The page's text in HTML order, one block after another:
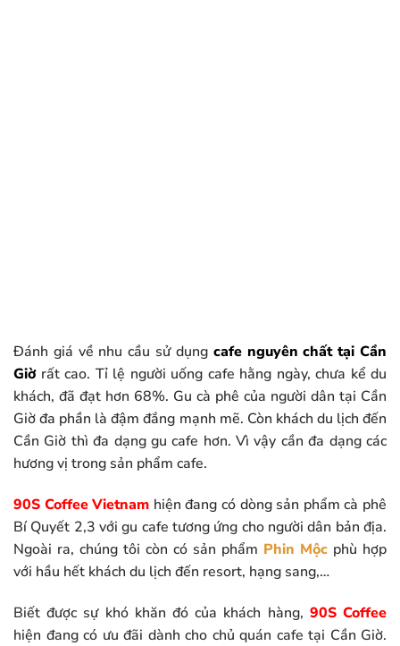
Đánh giá về nhu cầu sử dụng cafe nguyên chất tại Cần
Giờrất cao. Tỉ lệ người uống cafe hằng ngày, chưa kể du
khách, đã đạt hơn 68%. Gu cà phê của người dân tại Cần
Giờ đa phần là đậm đắng mạnh mẽ. Còn khách du lịch đến
Cần Giờ thì đa dạng gu cafe hơn. Vì vậy cần đa dạng các
hương vị trong sản phẩm cafe.
90S Coffee Vietnam hiện đang có dòng sản phẩm cà phê
Bí Quyết 2,3 với gu cafe tương ứng cho người dân bản địa.
Ngoài ra, chúng tôi còn có sản phẩm Phin Mộc phù hợp
với hầu hết khách du lịch đến resort, hạng sang,…
Biết được sự khó khăn đó của khách hàng, 90S Coffee
hiện đang có ưu đãi dành cho chủ quán cafe tại Cần Giờ.